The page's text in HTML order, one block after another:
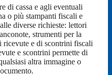
di cassa e agli eventuali
o più stampanti fiscali e
diverse richieste: lettori
strumenti per la
ricevute e di scontrini fiscali
e scontrini permette di
altra immagine o